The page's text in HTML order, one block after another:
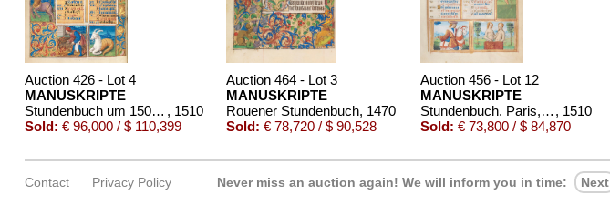
Auction 426 - Lot 4
MANUSKRIPTE
Stundenbuch um 1500. Manuskript auf Pergament. , 1510
Sold: € 96,000 / $ 110,399
Auction 464 - Lot 3
MANUSKRIPTE
Rouener Stundenbuch, 1470
Sold: € 78,720 / $ 90,528
Auction 456 - Lot 12
MANUSKRIPTE
Stundenbuch. Paris, um 1510. , 1510
Sold: € 73,800 / $ 84,870
Contact Privacy Policy Never miss an auction again! We will inform you in time: Next